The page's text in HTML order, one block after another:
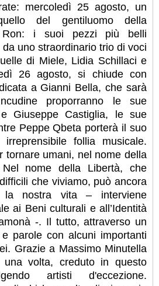
mercoledì 25 agosto, un
del gentiluomo della
Ron: i suoi pezzi più belli
uno straordinario trio di voci
di Miele, Lidia Schillaci e
26 agosto, si chiude con
a Gianni Bella, che sarà
proporranno le sue
Giuseppe Castiglia, le sue
Peppe Qbeta porterà il suo
follia musicale.
tornare umani, nel nome della
nome della Libertà, che
che viviamo, può ancora
la nostra vita – interviene
ai Beni culturali e all’Identità
-. Il tutto, attraverso un
parole con alcuni importanti
Grazie a Massimo Minutella
una volta, creduto in questo
artisti d'eccezione.